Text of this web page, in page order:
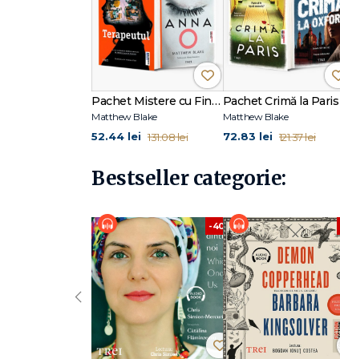
Pachet Mistere cu Final-Șoc
Matthew Blake
52.44 lei 131.08 lei
Matthew Blake
72.83 lei 121.37 lei
Bestseller categorie:
-40%
‹